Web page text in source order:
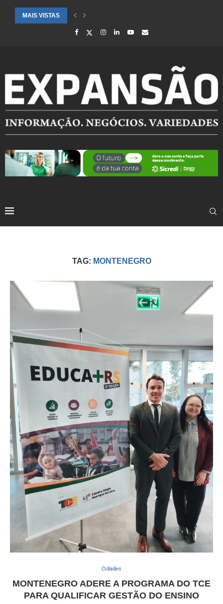
MAIS VISTAS
SAÚDE ALERTA PARA AUMENTO DE CASOS DE SÍNDROME GRIPAL
TAG: MONTENEGRO
Cidades
MONTENEGRO ADERE A PROGRAMA DO TCE
PARA QUALIFICAR GESTÃO DO ENSINO